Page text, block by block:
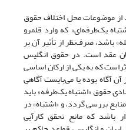
از موضوعات محل اختلاف حقوق
یک‌طرفه‌ای» که وارد قلمرو
باشد، صرف‌نظر از تأثیر آن بر
عقد است. در حقوق انگلیس
که به یکی از ارکان اساسی
آگاه بوده یا می‌بایست آگاهی
حقوق «اشتباه یک‌طرفه» باید
بررسی گردد، و «اشتباه» در
باشد که مانع تحقق کارآیی